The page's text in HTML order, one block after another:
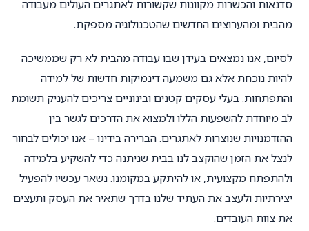
סדנאות והכשרות מקוונות שקשורות לאתגרים העולים מעבודה
מהבית ומהערוצים החדשים שהטכנולוגיה מספקת.
לסיום, אנו נמצאים בעידן שבו עבודה מהבית לא רק שממשיכה
להיות נוכחת אלא גם משמעה דינמיקות חדשות של למידה
והתפתחות. בעלי עסקים קטנים ובינוניים צריכים להעניק תשומת
לב מיוחדת להשפעות הללו ולמצוא את הדרכים לגשר בין
ההזדמנויות שנוצרות לאתגרים. הברירה בידינו – אנו יכולים לבחור
לנצל את הזמן שהוקצב לנו בבית שניתנה כדי להשקיע בלמידה
ולהתפתח מקצועית, או להיתקע במקומנו. נשאר עכשיו להפעיל
יצירתיות ולעצב את העתיד שלנו בדרך שתאיר את העסק ותעצים
את צוות העובדים.